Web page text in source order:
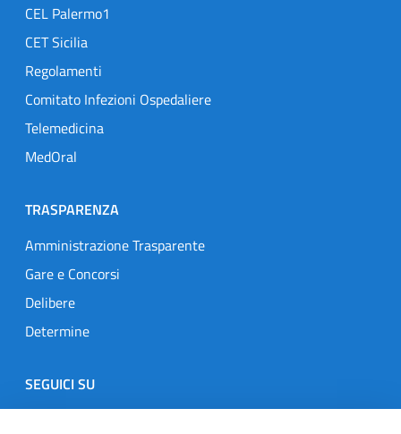
CEL Palermo1
CET Sicilia
Regolamenti
Comitato Infezioni Ospedaliere
Telemedicina
MedOral
TRASPARENZA
Amministrazione Trasparente
Gare e Concorsi
Delibere
Determine
SEGUICI SU
Designers Italia
TwitterInstagramYoutubeLinkedin